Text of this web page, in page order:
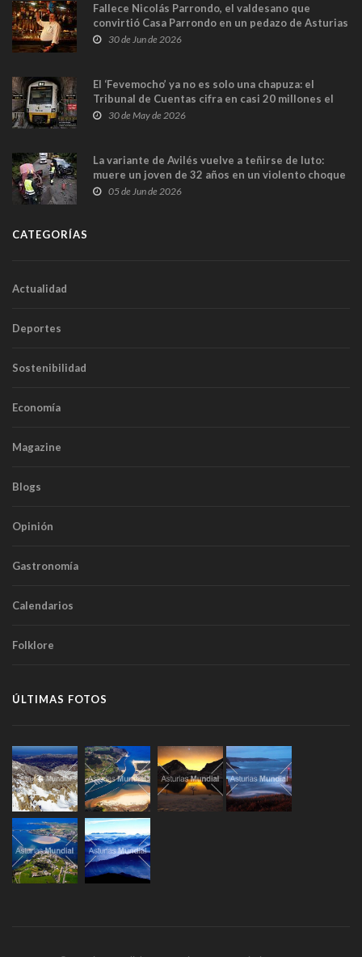
Fallece Nicolás Parrondo, el valdesano que
convirtió Casa Parrondo en un pedazo de Asturias
en Madrid
30 de Jun de 2026
El ‘Fevemocho’ ya no es solo una chapuza: el
Tribunal de Cuentas cifra en casi 20 millones el
sobrecoste de los trenes que no cabían por los
30 de May de 2026
La variante de Avilés vuelve a teñirse de luto:
muere un joven de 32 años en un violento choque
frontal
05 de Jun de 2026
CATEGORÍAS
Actualidad
Deportes
Sostenibilidad
Economía
Magazine
Blogs
Opinión
Gastronomía
Calendarios
Folklore
ÚLTIMAS FOTOS